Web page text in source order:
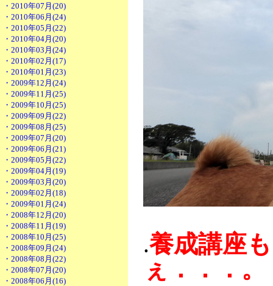
・2010年07月(20)
・2010年06月(24)
・2010年05月(22)
・2010年04月(20)
・2010年03月(24)
・2010年02月(17)
・2010年01月(23)
・2009年12月(24)
・2009年11月(25)
・2009年10月(25)
・2009年09月(22)
・2009年08月(25)
・2009年07月(20)
・2009年06月(21)
・2009年05月(22)
・2009年04月(19)
・2009年03月(20)
・2009年02月(18)
・2009年01月(24)
・2008年12月(20)
・2008年11月(19)
・2008年10月(25)
・2008年09月(24)
・2008年08月(22)
・2008年07月(20)
・2008年06月(16)
.養成講座
ぇ．．．。